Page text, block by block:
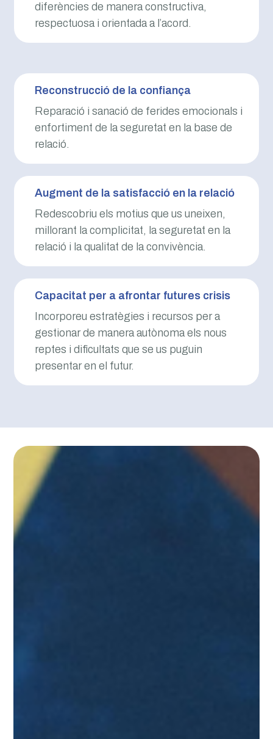
diferències de manera constructiva,
respectuosa i orientada a l’acord.
Reconstrucció de la confiança
Reparació i sanació de ferides emocionals i
enfortiment de la seguretat en la base de
relació.
Augment de la satisfacció en la relació
Redescobriu els motius que us uneixen,
millorant la complicitat, la seguretat en la
relació i la qualitat de la convivència.
Capacitat per a afrontar futures crisis
Incorporeu estratègies i recursos per a
gestionar de manera autònoma els nous
reptes i dificultats que se us puguin
presentar en el futur.